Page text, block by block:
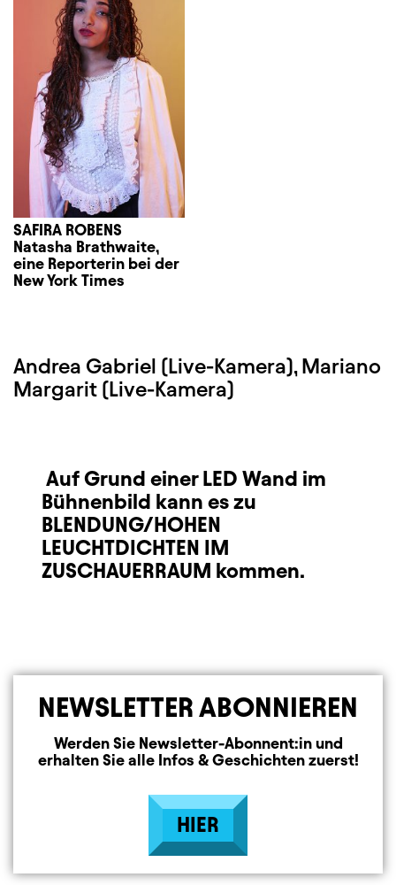
SAFIRA ROBENS
Natasha Brathwaite,
eine Reporterin bei der
New York Times
Andrea Gabriel (Live-Kamera), Mariano
Margarit (Live-Kamera)
Auf Grund einer LED Wand im
Bühnenbild kann es zu
BLENDUNG/HOHEN
LEUCHTDICHTEN IM
ZUSCHAUERRAUM kommen.
NEWSLETTER ABONNIEREN
Werden Sie Newsletter-Abonnent:in und
erhalten Sie alle Infos & Geschichten zuerst!
HIER